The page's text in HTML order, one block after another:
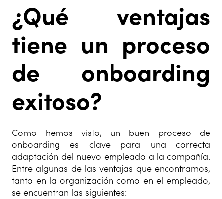
¿Qué ventajas
tiene un proceso
de onboarding
exitoso?
Como hemos visto, un buen proceso de
onboarding es clave para una correcta
adaptación del nuevo empleado a la compañía.
Entre algunas de las ventajas que encontramos,
tanto en la organización como en el empleado,
se encuentran las siguientes: